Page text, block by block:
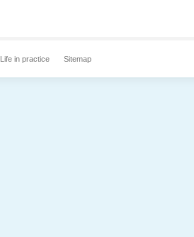
Life in practice Sitemap